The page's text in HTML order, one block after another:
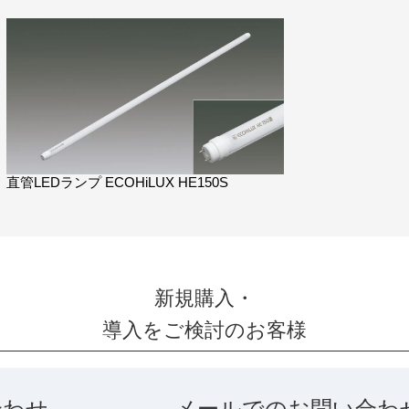
直管LEDランプ ECOHiLUX HE150S
新規購入・
導入をご検討のお客様